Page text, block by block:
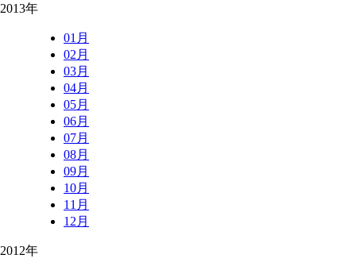
2013年
01月
02月
03月
04月
05月
06月
07月
08月
09月
10月
11月
12月
2012年